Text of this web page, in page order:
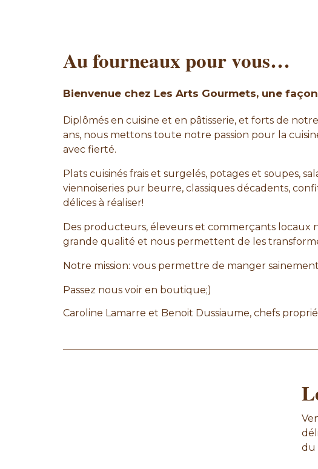
Au fourneaux pour vous…
Bienvenue chez Les Arts Gourmets, une
Diplômés en cuisine et en pâtisserie, et forts de
ans, nous mettons toute notre passion pour la
avec fierté.
Plats cuisinés frais et surgelés, potages et soupes,
viennoiseries pur beurre, classiques décadents,
délices à réaliser!
Des producteurs, éleveurs et commerçants locaux
grande qualité et nous permettent de les
Notre mission: vous permettre de manger
Passez nous voir en boutique;)
Caroline Lamarre et Benoit Dussiaume, chefs
du